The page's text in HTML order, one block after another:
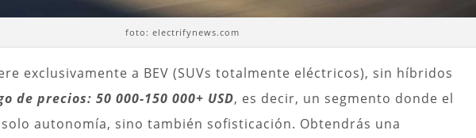
foto: electrifynews.com
exclusivamente a BEV (SUVs totalmente eléctricos), sin híbridos
de precios: 50 000-150 000+ USD, es decir, un segmento donde el
autonomía, sino también sofisticación. Obtendrás una